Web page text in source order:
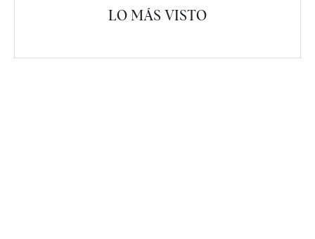
LO MÁS VISTO